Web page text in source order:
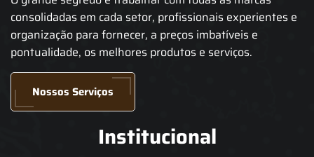
consolidadas em cada setor, profissionais experientes e
organização para fornecer, a preços imbatíveis e
pontualidade, os melhores produtos e serviços.
Nossos Serviços
Institucional